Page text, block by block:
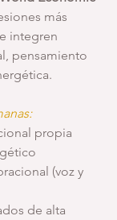
más
integren
pensamiento
propia
(voz y
de alta